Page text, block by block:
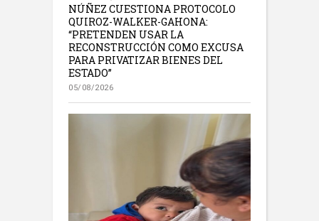
NÚÑEZ CUESTIONA PROTOCOLO
QUIROZ-WALKER-GAHONA:
“PRETENDEN USAR LA
RECONSTRUCCIÓN COMO EXCUSA
PARA PRIVATIZAR BIENES DEL
ESTADO”
05/08/2026